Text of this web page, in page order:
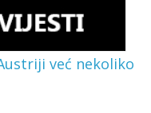
već nekoliko